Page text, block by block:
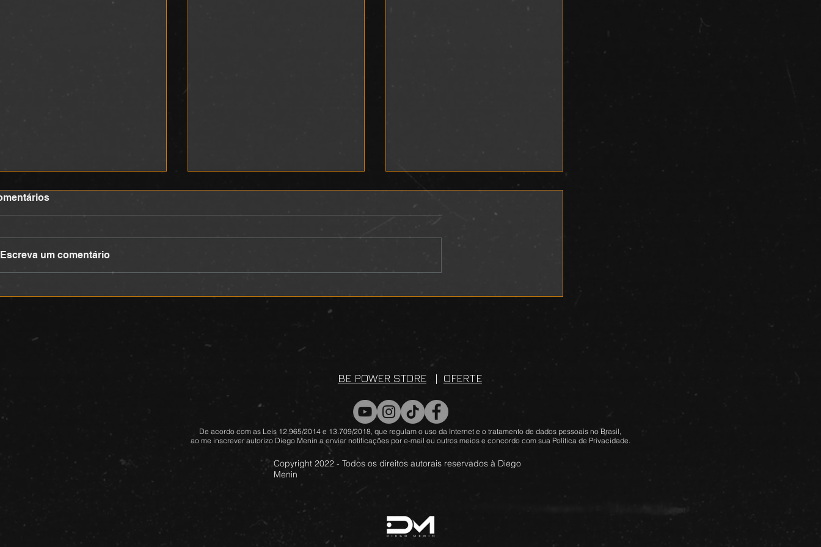
DEVOCIONAL
Escreva um comentário
BE POWER STORE | OFERTE
De acordo com as Leis 12.965/2014 e 13.709/2018, que regulam o uso da Internet e o tratamento de dados pessoais no Brasil,
ao me inscrever autorizo Diego Menin a enviar notificações por e-mail ou outros meios e concordo com sua Política de Privacidade.
Copyright 2022 - Todos os direitos autorais reservados à Diego
Menin